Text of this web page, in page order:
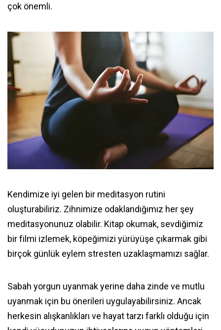
çok önemli.
Kendimize iyi gelen bir meditasyon rutini
oluşturabiliriz. Zihnimize odaklandığımız her şey
meditasyonunuz olabilir. Kitap okumak, sevdiğimiz
bir filmi izlemek, köpeğimizi yürüyüşe çıkarmak gibi
birçok günlük eylem stresten uzaklaşmamızı sağlar.
Sabah yorgun uyanmak yerine daha zinde ve mutlu
uyanmak için bu önerileri uygulayabilirsiniz. Ancak
herkesin alışkanlıkları ve hayat tarzı farklı olduğu için